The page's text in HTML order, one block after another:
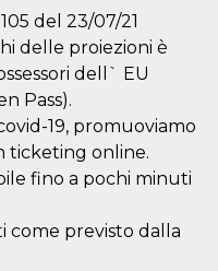
del 23/07/21
delle proiezioni è
dell` EU
Pass).
19, promuoviamo
ticketing online.
fino a pochi minuti
come previsto dalla
generalmente
utilizzato per le
prestazioni e
l'ottimizzazione
dei servizi di
facilitando la
memorizzazione
dei contenuti
sul browser per
rendere le